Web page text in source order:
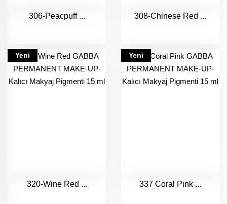
306-Peacpuff ... 308-Chinese Red ...
Yeni
320-Wine Red ...
Yeni
337 Coral Pink ...